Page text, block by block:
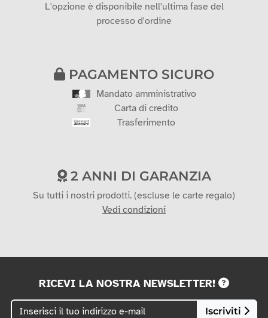
L'opzione è disponibile nell'ultima fase del
processo d'ordine
PAGAMENTO SICURO
Mandato amministrativo
Carta di credito
Trasferimento
2 ANNI DI GARANZIA
Su tutti i nostri prodotti. (escluse le carte regalo)
Vedi condizioni
RICEVI LA NOSTRA NEWSLETTER!
Iscriviti